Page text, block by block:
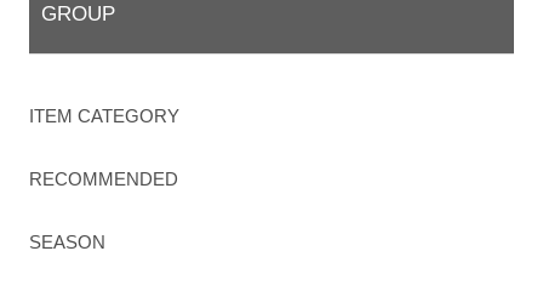
GROUP
ITEM CATEGORY
RECOMMENDED
SEASON